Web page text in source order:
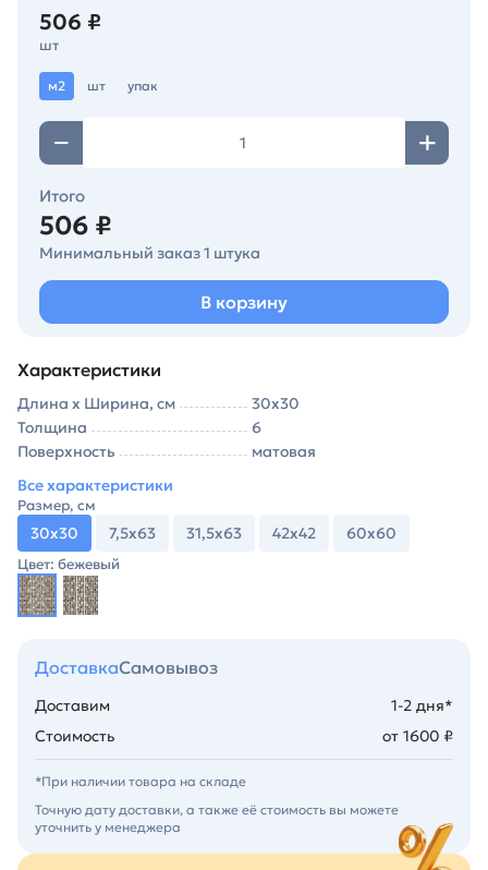
506 ₽
шт
м2 шт упак
Итого
506 ₽
Минимальный заказ 1 штука
В корзину
Характеристики
Длина х Ширина, см
30х30
Толщина
6
Поверхность
матовая
Все характеристики
Размер, см
30х30 7,5х63 31,5х63 42х42 60х60
Цвет: бежевый
ДоставкаСамовывоз
Доставим
1-2 дня*
Стоимость
от 1600 ₽
*При наличии товара на складе
Точную дату доставки, а также её стоимость вы можете
уточнить у менеджера